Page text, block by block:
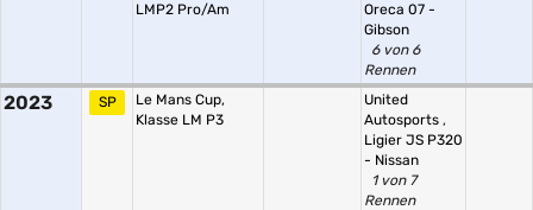
LMP2 Pro/Am
Oreca 07 -
Gibson
6 von 6
Rennen
2023 SP
Le Mans Cup,
Klasse LM P3
United
Autosports ,
Ligier JS P320
- Nissan
1 von 7
Rennen